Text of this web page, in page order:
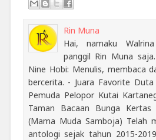
Rin Muna
Hai, namaku
panggil Rin Muna
Nine Hobi: Menulis, membaca
bercerita. - Juara Favorite
Pemuda Pelopor Kutai
Taman Bacaan Bunga
(Mama Muda Samboja) Telah
antologi sejak tahun 2015-